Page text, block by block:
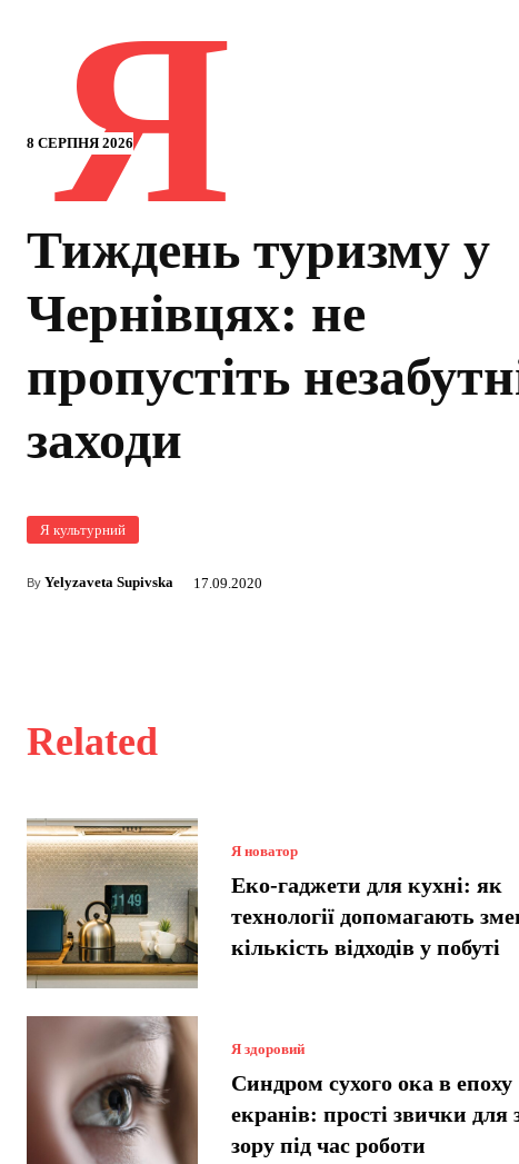
8 СЕРПНЯ 2026
Я
Тиждень туризму у
Чернівцях: не
пропустіть
заходи
Я культурний
By Yelyzaveta Supivska 17.09.2020
Related
Я новатор
Еко-гаджети для кухні: як
технології допомагають
кількість відходів у побуті
Я здоровий
Синдром сухого ока в епоху
екранів: прості звички для
зору під час роботи